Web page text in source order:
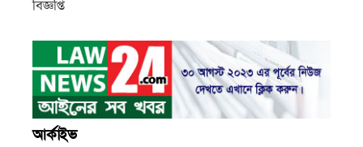
বিজ্ঞপ্তি
আর্কাইভ